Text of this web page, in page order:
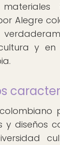
Alegre
y en
y diseños